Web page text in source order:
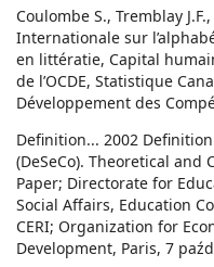
Coulombe S., Tremblay
Internationale sur
en littératie, Capital
de l’OCDE, Statistique
Développement des
Definition... 2002
(DeSeCo). Theoretical and
Paper; Directorate for
Social Affairs, Education
CERI; Organization for
Development, Paris, 7